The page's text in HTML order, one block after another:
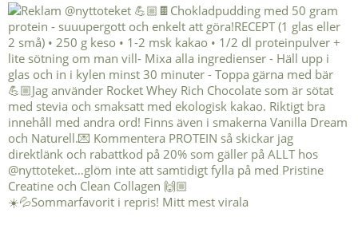
☀️💦Sommarfavorit i repris! Mitt mest virala